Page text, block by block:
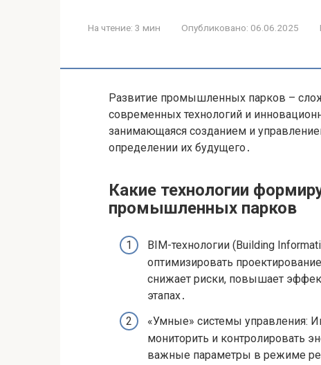
На чтение: 3 мин Опубликовано: 06.06.2025
Развитие промышленных парков –
современных технологий и
занимающаяся созданием и
определении их будущего․
Какие технологии
промышленных парков
BIM-технологии (Building
оптимизировать
снижает риски, повышает
этапах․
«Умные» системы управления:
мониторить и контролировать
важные параметры в режиме